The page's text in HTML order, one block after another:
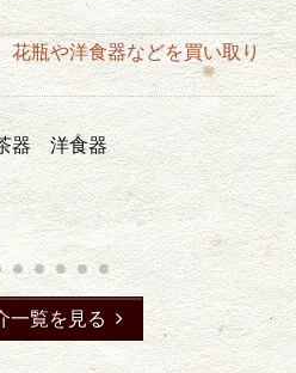
花瓶や洋食器などを買い取り
器 洋食器
一覧を見る